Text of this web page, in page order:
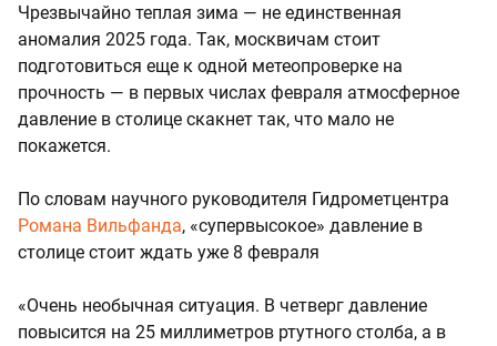
Чрезвычайно теплая зима — не единственная
аномалия 2025 года. Так, москвичам стоит
подготовиться еще к одной метеопроверке на
прочность — в первых числах февраля атмосферное
давление в столице скакнет так, что мало не
покажется.
По словам научного руководителя Гидрометцентра
Романа Вильфанда, «супервысокое» давление в
столице стоит ждать уже 8 февраля
«Очень необычная ситуация. В четверг давление
повысится на 25 миллиметров ртутного столба, а в